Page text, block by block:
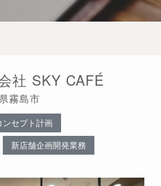
社 SKY CAFÉ
霧島市
ンセプト計画
新店舗企画開発業務